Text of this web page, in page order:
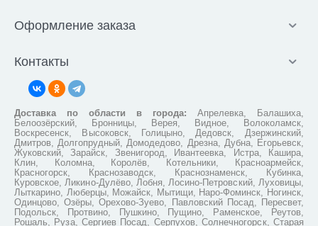
Оформление заказа
Контакты
Доставка по области в города: Апрелевка, Балашиха,
Белоозёрский, Бронницы, Верея, Видное, Волоколамск,
Воскресенск, Высоковск, Голицыно, Дедовск, Дзержинский,
Дмитров, Долгопрудный, Домодедово, Дрезна, Дубна, Егорьевск,
Жуковский, Зарайск, Звенигород, Ивантеевка, Истра, Кашира,
Клин, Коломна, Королёв, Котельники, Красноармейск,
Красногорск, Краснозаводск, Краснознаменск, Кубинка,
Куровское, Ликино-Дулёво, Лобня, Лосино-Петровский, Луховицы,
Лыткарино, Люберцы, Можайск, Мытищи, Наро-Фоминск, Ногинск,
Одинцово, Озёры, Орехово-Зуево, Павловский Посад, Пересвет,
Подольск, Протвино, Пушкино, Пущино, Раменское, Реутов,
Рошаль, Руза, Сергиев Посад, Серпухов, Солнечногорск, Старая